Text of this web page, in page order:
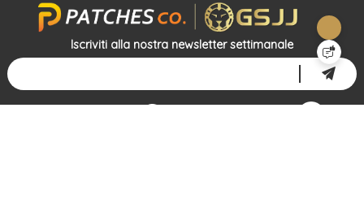
Iscriviti alla nostra newsletter settimanale